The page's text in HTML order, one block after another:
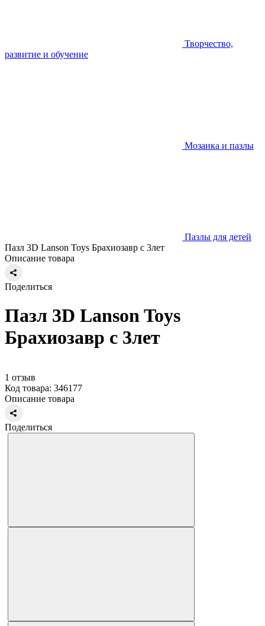
Творчество,
развитие и обучение
Мозаика и пазлы
Пазлы для детей
Пазл 3D Lanson Toys Брахиозавр с 3лет
Описание товара
Поделиться
Пазл 3D Lanson Toys
Брахиозавр с 3лет
1 отзыв
Код товара: 346177
Описание товара
Поделиться